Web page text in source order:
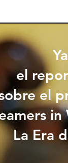
el
el
La Era